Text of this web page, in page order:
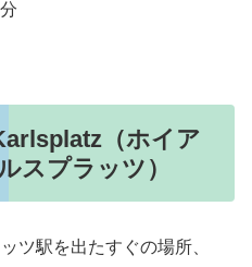
（ホイア
プラッツ）
ツ駅を出たすぐの場所、